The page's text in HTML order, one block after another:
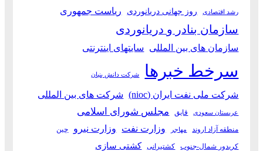
رشد اقتصادی روز جهانی دریانوردی ریاست جمهوری
سازمان بنادر و دریانوردی
سازمان های بین المللی سایتهای اینترنتی
سرخط خبرها شرکت دانش بنیان
شرکت ملی نفت ایران (nioc) شرکت های بین المللی
عربستان سعودی قایق مجلس شورای اسلامی
منطقه آزاد اروند مهاجر وزارت نفت وزارت نیرو چین
کریدور شمال-جنوب کشتیرانی کشتی سازی